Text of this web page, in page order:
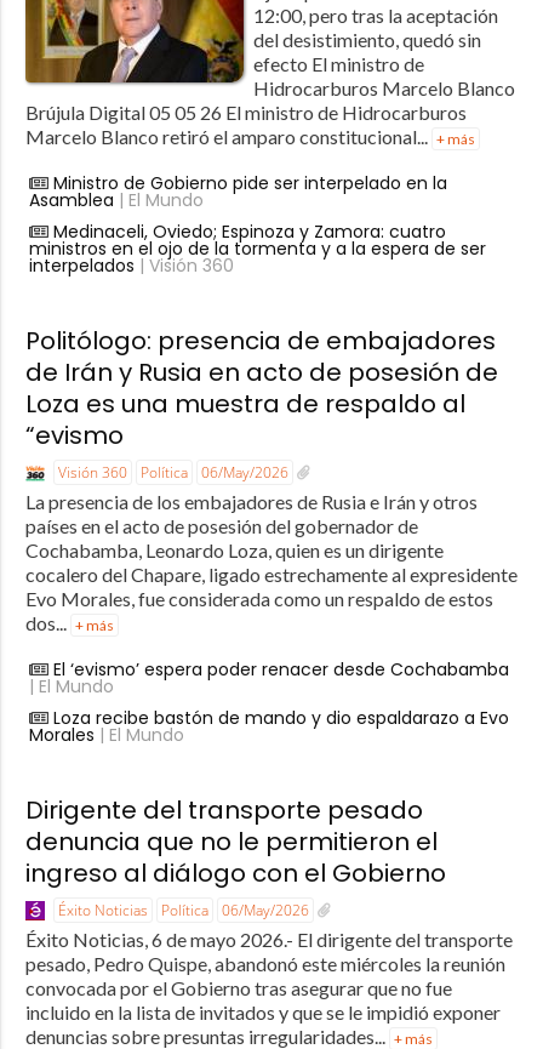
12:00, pero tras la aceptación
del desistimiento, quedó sin
efecto El ministro de
Hidrocarburos Marcelo Blanco
Brújula Digital 05 05 26 El ministro de Hidrocarburos
Marcelo Blanco retiró el amparo constitucional... + más
Ministro de Gobierno pide ser interpelado en la
Asamblea | El Mundo
Medinaceli, Oviedo; Espinoza y Zamora: cuatro
ministros en el ojo de la tormenta y a la espera de ser
interpelados | Visión 360
Politólogo: presencia de embajadores
de Irán y Rusia en acto de posesión de
Loza es una muestra de respaldo al
“evismo
Visión 360 Política 06/May/2026
La presencia de los embajadores de Rusia e Irán y otros
países en el acto de posesión del gobernador de
Cochabamba, Leonardo Loza, quien es un dirigente
cocalero del Chapare, ligado estrechamente al expresidente
Evo Morales, fue considerada como un respaldo de estos
dos...
+ más
El ‘evismo’ espera poder renacer desde Cochabamba
| El Mundo
Loza recibe bastón de mando y dio espaldarazo a Evo
Morales | El Mundo
Dirigente del transporte pesado
denuncia que no le permitieron el
ingreso al diálogo con el Gobierno
Éxito Noticias Política 06/May/2026
Éxito Noticias, 6 de mayo 2026.- El dirigente del transporte
pesado, Pedro Quispe, abandonó este miércoles la reunión
convocada por el Gobierno tras asegurar que no fue
incluido en la lista de invitados y que se le impidió exponer
denuncias sobre presuntas irregularidades...
+ más